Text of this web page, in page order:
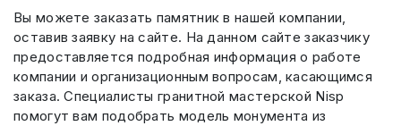
Вы можете заказать памятник в нашей компании,
оставив заявку на сайте. На данном сайте заказчику
предоставляется подробная информация о работе
компании и организационным вопросам, касающимся
заказа. Специалисты гранитной мастерской Nisp
помогут вам подобрать модель монумента из